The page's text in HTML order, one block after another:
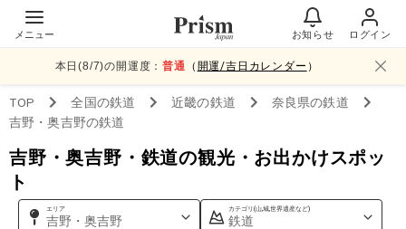
メニュー お知らせ ログイン
本日(8/7)の開運度：普通 （ 開運/吉日カレンダー ）
TOP 全国の鉄道 近畿の鉄道 奈良県の鉄道
吉野・奥吉野の鉄道
吉野・奥吉野・鉄道の観光・お出かけスポッ
ト
エリア
吉野・奥吉野
カテゴリ(山,城,世界遺産など)
鉄道